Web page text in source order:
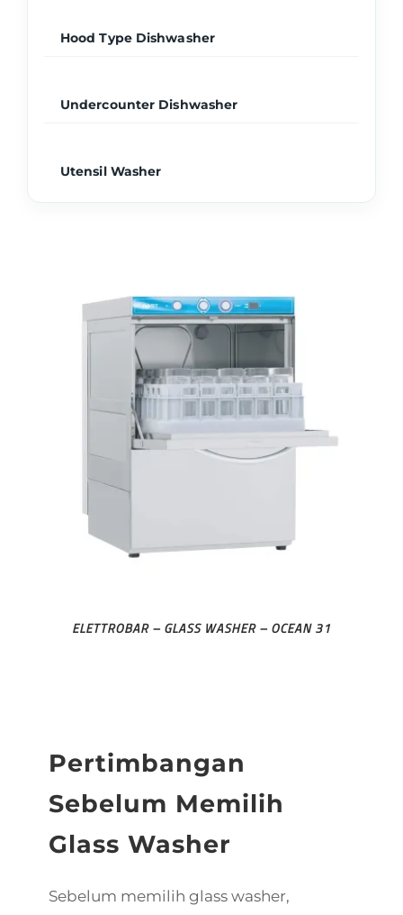
Hood Type Dishwasher
Undercounter Dishwasher
Utensil Washer
ELETTROBAR – GLASS WASHER – OCEAN 31
Pertimbangan
Sebelum Memilih
Glass Washer
Sebelum memilih glass washer,